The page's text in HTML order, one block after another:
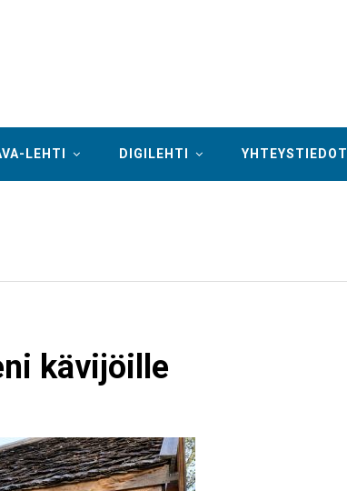
LEHTI DIGILEHTI YHTEYSTIEDOT
kävijöille